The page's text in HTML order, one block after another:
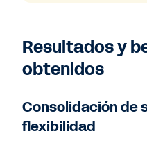
Resultados y
obtenidos
Consolidación de
flexibilidad